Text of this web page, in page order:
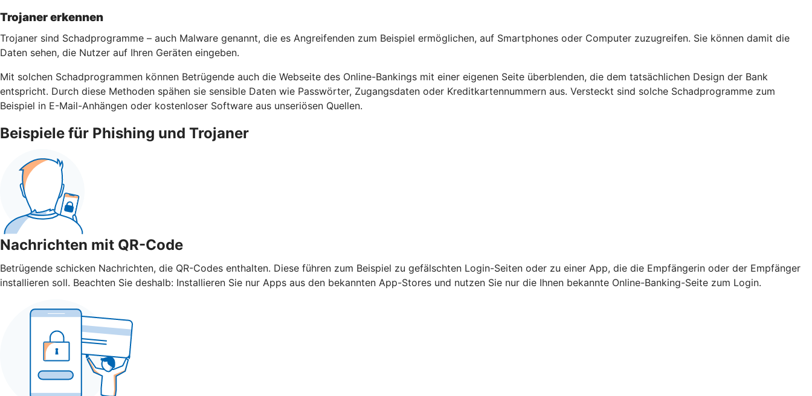
Trojaner erkennen
Trojaner sind Schadprogramme – auch Malware genannt, die es Angreifenden zum Beispiel ermöglichen, auf Smartphones oder Computer zuzugreifen. Sie können damit die
Daten sehen, die Nutzer auf Ihren Geräten eingeben.
Mit solchen Schadprogrammen können Betrügende auch die Webseite des Online-Bankings mit einer eigenen Seite überblenden, die dem tatsächlichen Design der Bank
entspricht. Durch diese Methoden spähen sie sensible Daten wie Passwörter, Zugangsdaten oder Kreditkartennummern aus. Versteckt sind solche Schadprogramme zum
Beispiel in E-Mail-Anhängen oder kostenloser Software aus unseriösen Quellen.
Beispiele für Phishing und Trojaner
Nachrichten mit QR-Code
Betrügende schicken Nachrichten, die QR-Codes enthalten. Diese führen zum Beispiel zu gefälschten Login-Seiten oder zu einer App, die die Empfängerin oder der Empfänger
installieren soll. Beachten Sie deshalb: Installieren Sie nur Apps aus den bekannten App-Stores und nutzen Sie nur die Ihnen bekannte Online-Banking-Seite zum Login.